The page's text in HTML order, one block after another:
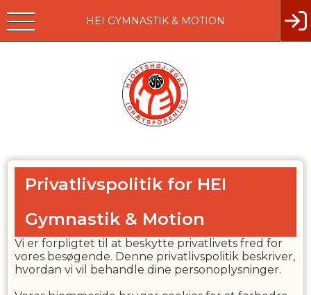
HEI GYMNASTIK & MOTION
Privatlivspolitik for HEI
Gymnastik & Motion
Vi er forpligtet til at beskytte privatlivets fred for
vores besøgende. Denne privatlivspolitik beskriver,
hvordan vi vil behandle dine personoplysninger.